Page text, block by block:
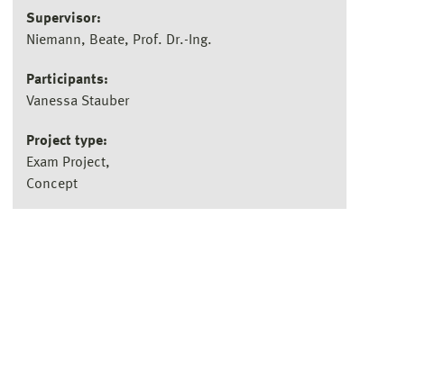
Supervisor:
Niemann, Beate, Prof. Dr.-Ing.
Participants:
Vanessa Stauber
Project type:
Exam Project
Concept